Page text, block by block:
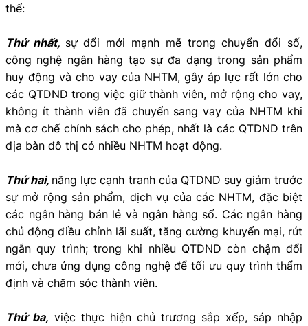
thể:
Thứ nhất, sự đổi mới mạnh mẽ trong chuyển đổi số,
công nghệ ngân hàng tạo sự đa dạng trong sản phẩm
huy động và cho vay của NHTM, gây áp lực rất lớn cho
các QTDND trong việc giữ thành viên, mở rộng cho vay,
không ít thành viên đã chuyển sang vay của NHTM khi
mà cơ chế chính sách cho phép, nhất là các QTDND trên
địa bàn đô thị có nhiều NHTM hoạt động.
Thứ hai, năng lực cạnh tranh của QTDND suy giảm trước
sự mở rộng sản phẩm, dịch vụ của các NHTM, đặc biệt
các ngân hàng bán lẻ và ngân hàng số. Các ngân hàng
chủ động điều chỉnh lãi suất, tăng cường khuyến mại, rút
ngắn quy trình; trong khi nhiều QTDND còn chậm đổi
mới, chưa ứng dụng công nghệ để tối ưu quy trình thẩm
định và chăm sóc thành viên.
Thứ ba, việc thực hiện chủ trương sắp xếp, sáp nhập